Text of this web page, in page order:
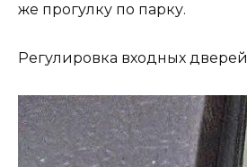
же прогулку по парку.
Регулировка входных дверей